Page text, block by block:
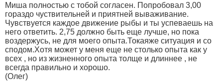
Миша полностью с тобой согласен. Попробовал 3,00
гораздо чуствительней и приятней вываживание.
Чувствуется каждое движение рыбы и ты успеваешь на
него ответить. 2,75 должно быть еще лучше, но пока
воздержусь, не для моего опыта.Токаяже ситуация и со
сподом.Хотя может у меня еще не столько опыта как у
всех , но из жизненного опыта толще и длиннее , не
всегда правильно и хорошо.
(Олег)